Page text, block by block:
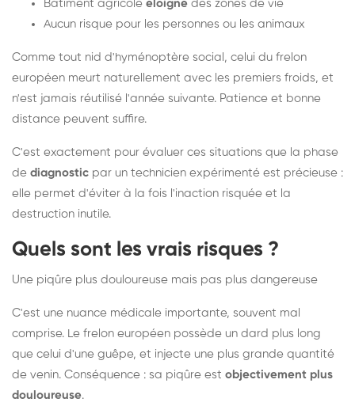
Bâtiment agricole éloigné des zones de vie
Aucun risque pour les personnes ou les animaux
Comme tout nid d'hyménoptère social, celui du frelon
européen meurt naturellement avec les premiers froids, et
n'est jamais réutilisé l'année suivante. Patience et bonne
distance peuvent suffire.
C'est exactement pour évaluer ces situations que la phase
de diagnostic par un technicien expérimenté est précieuse :
elle permet d'éviter à la fois l'inaction risquée et la
destruction inutile.
Quels sont les vrais risques ?
Une piqûre plus douloureuse mais pas plus dangereuse
C'est une nuance médicale importante, souvent mal
comprise. Le frelon européen possède un dard plus long
que celui d'une guêpe, et injecte une plus grande quantité
de venin. Conséquence : sa piqûre est objectivement plus
douloureuse.